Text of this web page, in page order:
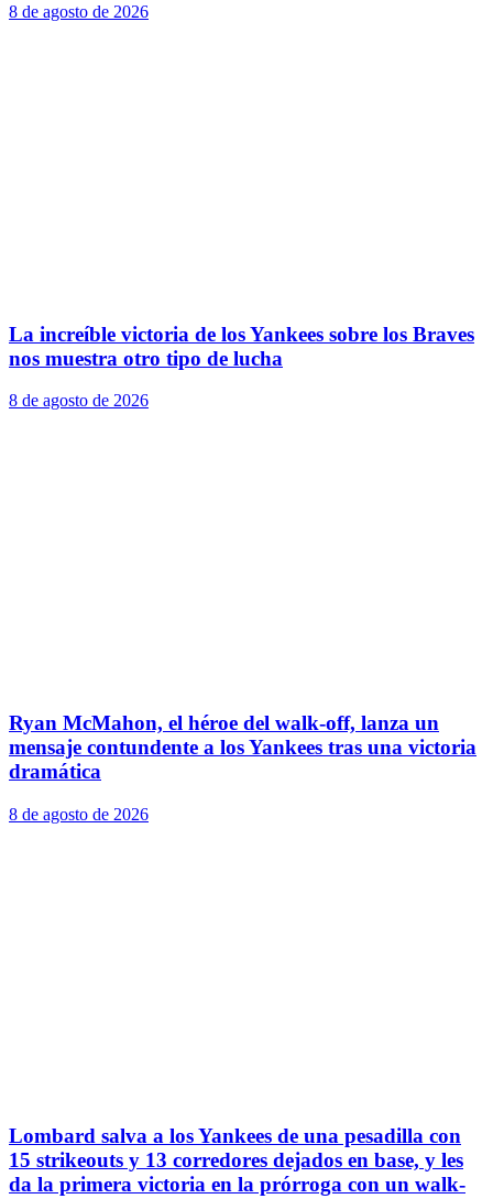
8 de agosto de 2026
La increíble victoria de los Yankees sobre los Braves
nos muestra otro tipo de lucha
8 de agosto de 2026
Ryan McMahon, el héroe del walk-off, lanza un
mensaje contundente a los Yankees tras una victoria
dramática
8 de agosto de 2026
Lombard salva a los Yankees de una pesadilla con
15 strikeouts y 13 corredores dejados en base, y les
da la primera victoria en la prórroga con un walk-